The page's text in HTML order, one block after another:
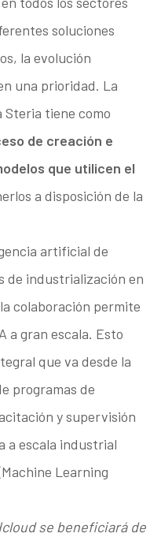
soluciones
la evolución
una prioridad. La
Steria tiene como
de creación e
que utilicen el
a disposición de la
artificial de
de industrialización en
colaboración permite
a gran escala. Esto
que va desde la
programas de
y supervisión
a escala industrial
Learning
se beneficiará de